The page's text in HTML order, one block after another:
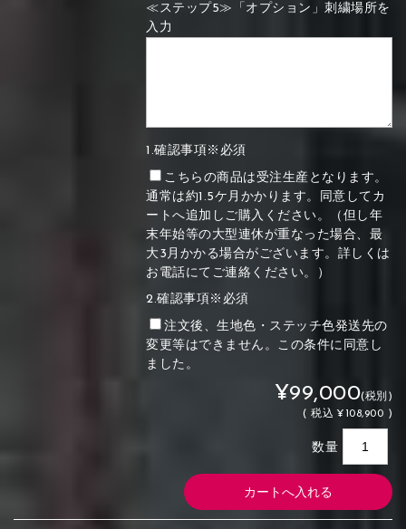
≪ステップ5≫「オプション」刺繍場所を
入力
1.確認事項※必須
こちらの商品は受注生産となります。
通常は約1.5ケ月かかります。同意してカ
ートへ追加しご購入ください。（但し年
末年始等の大型連休が重なった場合、最
大3月かかる場合がございます。詳しくは
お電話にてご連絡ください。）
2.確認事項※必須
注文後、生地色・ステッチ色発送先の
変更等はできません。この条件に同意し
ました。
¥99,000(税別)
(税込 ¥108,900 )
数量